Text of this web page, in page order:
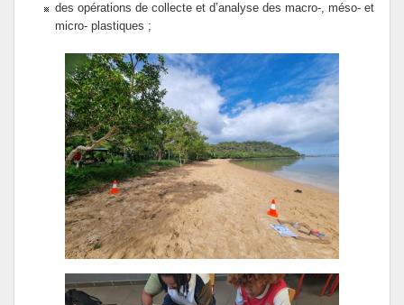
des opérations de collecte et d’analyse des macro-, méso- et
micro- plastiques ;